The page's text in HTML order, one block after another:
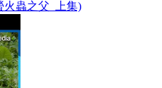
火蟲之父_上集)